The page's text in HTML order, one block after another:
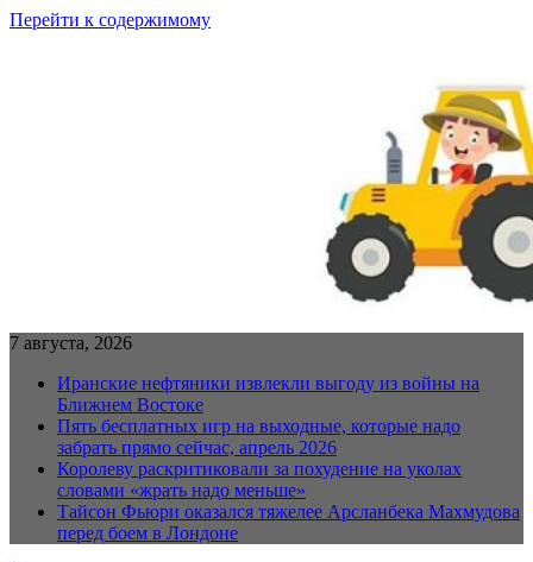
Перейти к содержимому
7 августа, 2026
Иранские нефтяники извлекли выгоду из войны на
Ближнем Востоке
Пять бесплатных игр на выходные, которые надо
забрать прямо сейчас, апрель 2026
Королеву раскритиковали за похудение на уколах
словами «жрать надо меньше»
Тайсон Фьюри оказался тяжелее Арсланбека Махмудова
перед боем в Лондоне